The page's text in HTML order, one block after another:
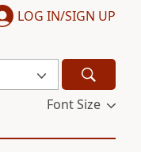
LOG IN/SIGN UP
Font Size